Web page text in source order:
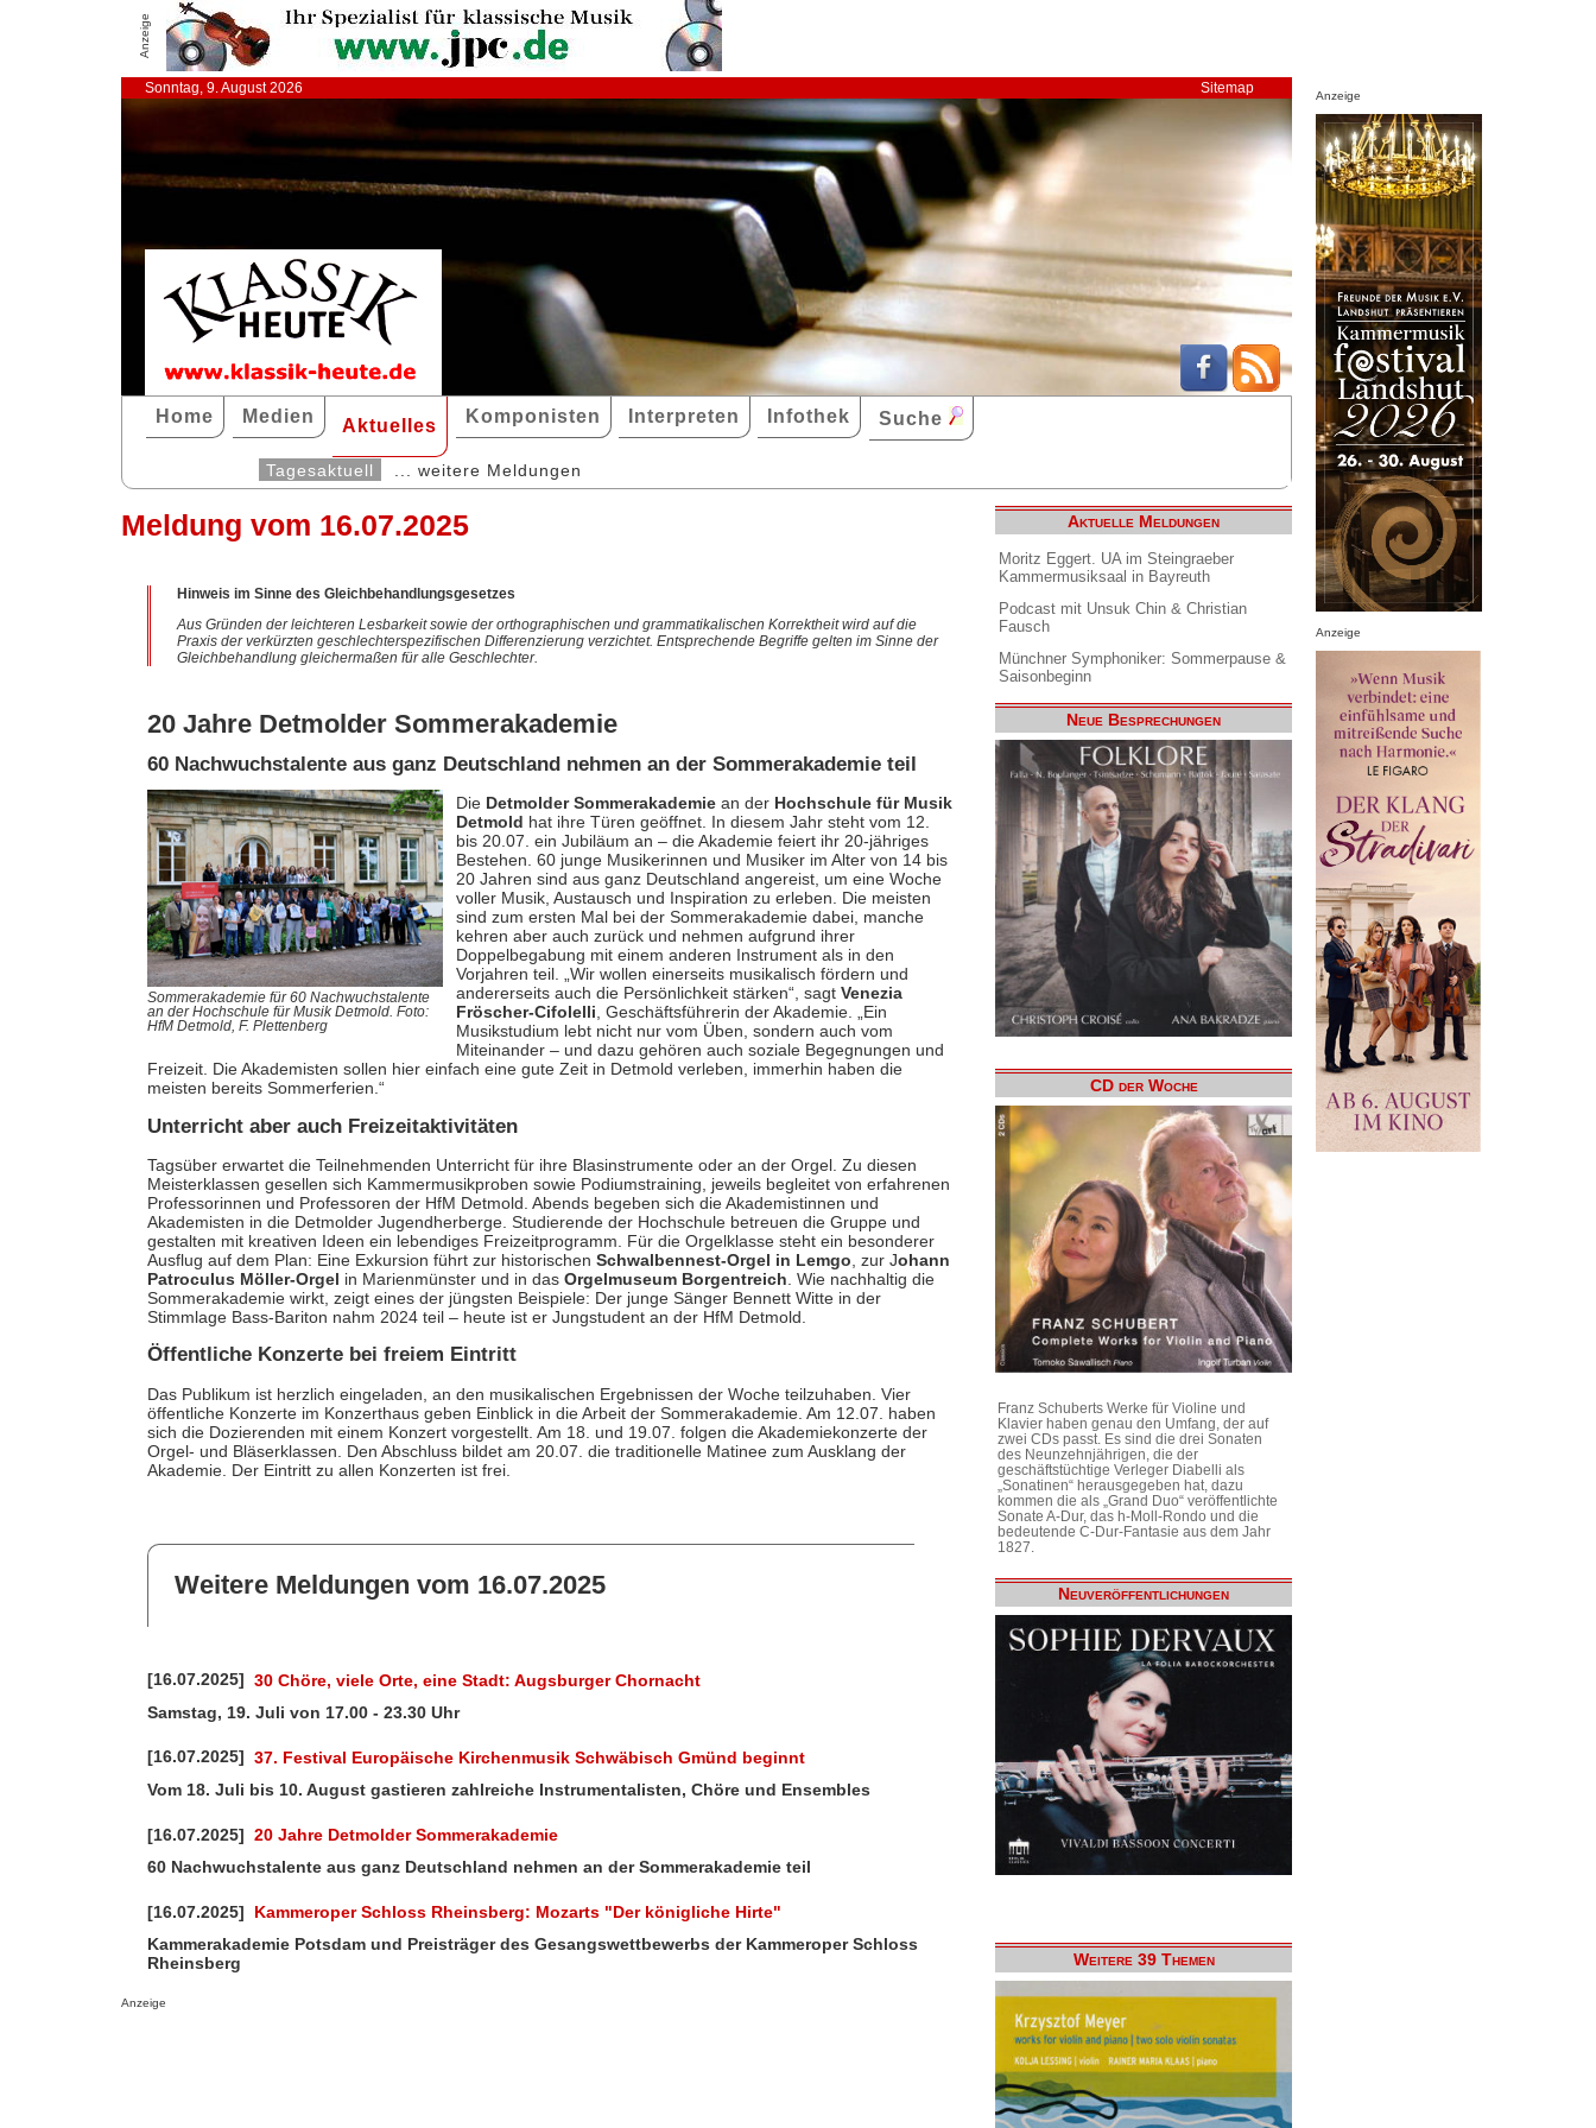
Anzeige
Sonntag, 9. August 2026 Sitemap
Home Medien Aktuelles Komponisten Interpreten Infothek Suche
Tagesaktuell ... weitere Meldungen
Meldung vom 16.07.2025
Hinweis im Sinne des Gleichbehandlungsgesetzes
Aus Gründen der leichteren Lesbarkeit sowie der orthographischen und grammatikalischen Korrektheit wird auf die
Praxis der verkürzten geschlechterspezifischen Differenzierung verzichtet. Entsprechende Begriffe gelten im Sinne der
Gleichbehandlung gleichermaßen für alle Geschlechter.
20 Jahre Detmolder Sommerakademie
60 Nachwuchstalente aus ganz Deutschland nehmen an der Sommerakademie teil
Sommerakademie für 60 Nachwuchstalente
an der Hochschule für Musik Detmold. Foto:
HfM Detmold, F. Plettenberg
Die Detmolder Sommerakademiean der Hochschule für Musik
Detmold hat ihre Türen geöffnet. In diesem Jahr steht vom 12.
bis 20.07. ein Jubiläum an – die Akademie feiert ihr 20-jähriges
Bestehen. 60 junge Musikerinnen und Musiker im Alter von 14 bis
20 Jahren sind aus ganz Deutschland angereist, um eine Woche
voller Musik, Austausch und Inspiration zu erleben. Die meisten
sind zum ersten Mal bei der Sommerakademie dabei, manche
kehren aber auch zurück und nehmen aufgrund ihrer
Doppelbegabung mit einem anderen Instrument als in den
Vorjahren teil. „Wir wollen einerseits musikalisch fördern und
andererseits auch die Persönlichkeit stärken“, sagt Venezia
Fröscher-Cifolelli, Geschäftsführerin der Akademie. „Ein
Musikstudium lebt nicht nur vom Üben, sondern auch vom
Miteinander – und dazu gehören auch soziale Begegnungen und
Freizeit. Die Akademisten sollen hier einfach eine gute Zeit in Detmold verleben, immerhin haben die
meisten bereits Sommerferien.“
Unterricht aber auch Freizeitaktivitäten
Tagsüber erwartet die Teilnehmenden Unterricht für ihre Blasinstrumente oder an der Orgel. Zu diesen
Meisterklassen gesellen sich Kammermusikproben sowie Podiumstraining, jeweils begleitet von erfahrenen
Professorinnen und Professoren der HfM Detmold. Abends begeben sich die Akademistinnen und
Akademisten in die Detmolder Jugendherberge. Studierende der Hochschule betreuen die Gruppe und
gestalten mit kreativen Ideen ein lebendiges Freizeitprogramm. Für die Orgelklasse steht ein besonderer
Ausflug auf dem Plan: Eine Exkursion führt zur historischen Schwalbennest-Orgel in Lemgo , zur Johann
Patroculus Möller-Orgel in Marienmünster und in das Orgelmuseum Borgentreich . Wie nachhaltig die
Sommerakademie wirkt, zeigt eines der jüngsten Beispiele: Der junge Sänger Bennett Witte in der
Stimmlage Bass-Bariton nahm 2024 teil – heute ist er Jungstudent an der HfM Detmold.
Öffentliche Konzerte bei freiem Eintritt
Das Publikum ist herzlich eingeladen, an den musikalischen Ergebnissen der Woche teilzuhaben. Vier
öffentliche Konzerte im Konzerthaus geben Einblick in die Arbeit der Sommerakademie. Am 12.07. haben
sich die Dozierenden mit einem Konzert vorgestellt. Am 18. und 19.07. folgen die Akademiekonzerte der
Orgel- und Bläserklassen. Den Abschluss bildet am 20.07. die traditionelle Matinee zum Ausklang der
Akademie. Der Eintritt zu allen Konzerten ist frei.
Weitere Meldungen vom 16.07.2025
[16.07.2025]
30 Chöre, viele Orte, eine Stadt: Augsburger Chornacht
Samstag, 19. Juli von 17.00 - 23.30 Uhr
[16.07.2025]
37. Festival Europäische Kirchenmusik Schwäbisch Gmünd beginnt
Vom 18. Juli bis 10. August gastieren zahlreiche Instrumentalisten, Chöre und Ensembles
[16.07.2025] 20 Jahre Detmolder Sommerakademie
60 Nachwuchstalente aus ganz Deutschland nehmen an der Sommerakademie teil
[16.07.2025]
Kammeroper Schloss Rheinsberg: Mozarts "Der königliche Hirte"
Kammerakademie Potsdam und Preisträger des Gesangswettbewerbs der Kammeroper Schloss
Rheinsberg
Anzeige
Aktuelle Meldungen
Moritz Eggert. UA im Steingraeber
Kammermusiksaal in Bayreuth
Podcast mit Unsuk Chin & Christian
Fausch
Münchner Symphoniker: Sommerpause &
Saisonbeginn
Neue Besprechungen
CD der Woche
Franz Schuberts Werke für Violine und
Klavier haben genau den Umfang, der auf
zwei CDs passt. Es sind die drei Sonaten
des Neunzehnjährigen, die der
geschäftstüchtige Verleger Diabelli als
„Sonatinen“ herausgegeben hat, dazu
kommen die als „Grand Duo“ veröffentlichte
Sonate A-Dur, das h-Moll-Rondo und die
bedeutende C-Dur-Fantasie aus dem Jahr
1827.
Neuveröffentlichungen
Weitere 39 Themen
Anzeige
Anzeige